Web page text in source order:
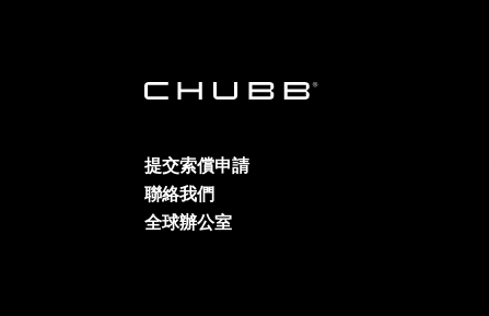
提交索償申請
聯絡我們
全球辦公室